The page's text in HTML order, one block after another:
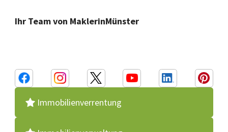
Ihr Team von MaklerinMünster
Immobilienverrentung